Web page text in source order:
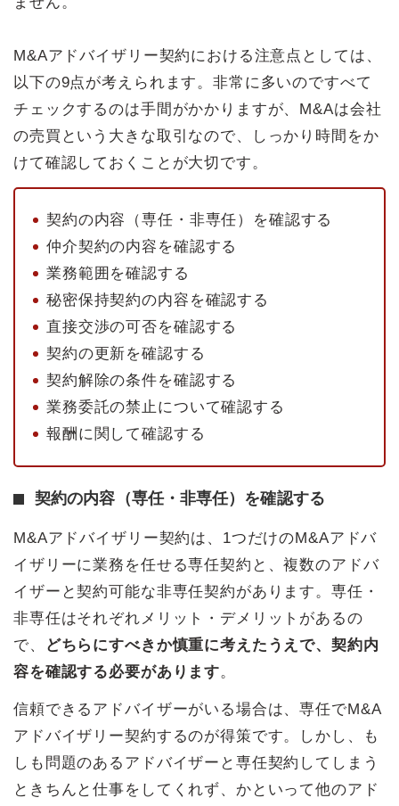
M&Aアドバイザリー契約における注意点としては、
以下の9点が考えられます。非常に多いのですべて
チェックするのは手間がかかりますが、M&Aは会社
の売買という大きな取引なので、しっかり時間をか
けて確認しておくことが大切です。
契約の内容（専任・非専任）を確認する
仲介契約の内容を確認する
業務範囲を確認する
秘密保持契約の内容を確認する
直接交渉の可否を確認する
契約の更新を確認する
契約解除の条件を確認する
業務委託の禁止について確認する
報酬に関して確認する
契約の内容（専任・非専任）を確認する
M&Aアドバイザリー契約は、1つだけのM&Aアドバ
イザリーに業務を任せる専任契約と、複数のアドバ
イザーと契約可能な非専任契約があります。専任・
非専任はそれぞれメリット・デメリットがあるの
で、
どちらにすべきか慎重に考えたうえで、契約内
容を確認する必要があります。
信頼できるアドバイザーがいる場合は、専任でM&A
アドバイザリー契約するのが得策です。しかし、も
しも問題のあるアドバイザーと専任契約してしまう
ときちんと仕事をしてくれず、かといって他のアド